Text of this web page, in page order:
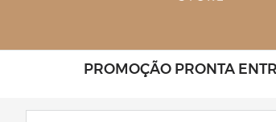
PROMOÇÃO PRONTA